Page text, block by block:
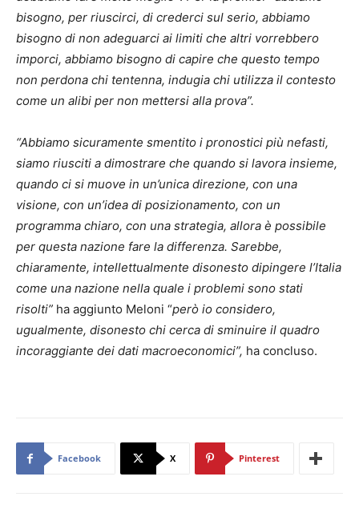
bisogno, per riuscirci, di crederci sul serio, abbiamo
bisogno di non adeguarci ai limiti che altri vorrebbero
imporci, abbiamo bisogno di capire che questo tempo
non perdona chi tentenna, indugia chi utilizza il contesto
come un alibi per non mettersi alla prova”.
“Abbiamo sicuramente smentito i pronostici più nefasti,
siamo riusciti a dimostrare che quando si lavora insieme,
quando ci si muove in un’unica direzione, con una
visione, con un’idea di posizionamento, con un
programma chiaro, con una strategia, allora è possibile
per questa nazione fare la differenza. Sarebbe,
chiaramente, intellettualmente disonesto dipingere l’Italia
come una nazione nella quale i problemi sono stati
risolti” ha aggiunto Meloni “però io considero,
ugualmente, disonesto chi cerca di sminuire il quadro
incoraggiante dei dati macroeconomici”, ha concluso.
Facebook X Pinterest